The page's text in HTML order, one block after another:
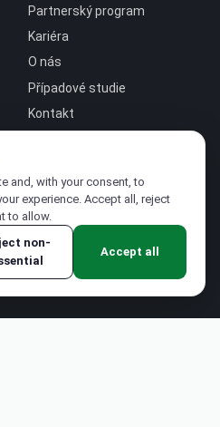
Partnerský program
Kariéra
O nás
Případové studie
Kontakt
and, with your consent, to
experience. Accept all, reject
to allow.
non-
Accept all